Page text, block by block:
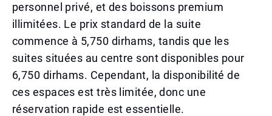
personnel privé, et des boissons premium
illimitées. Le prix standard de la suite
commence à 5,750 dirhams, tandis que les
suites situées au centre sont disponibles pour
6,750 dirhams. Cependant, la disponibilité de
ces espaces est très limitée, donc une
réservation rapide est essentielle.